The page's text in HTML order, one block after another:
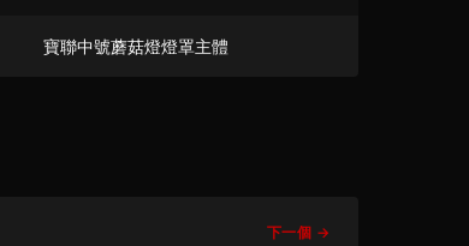
寶聯中號蘑菇燈燈罩主體
下一個 →